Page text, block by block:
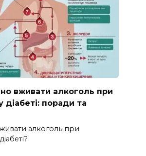
вживати алкоголь при
діабеті: поради та
алкоголь при